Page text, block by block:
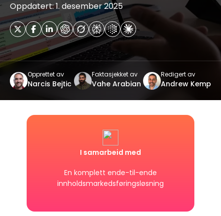
Oppdatert: 1. desember 2025
Opprettet av
Narcis Bejtic
Faktasjekket av
Vahe Arabian
Redigert av
Andrew Kemp
I samarbeid med
En komplett ende-til-ende
innholdsmarkedsføringsløsning